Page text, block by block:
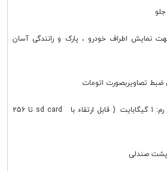
نصب دوربین 360 جهت نمایش اطراف خودرو ، پارک و رانندگی آسان
حافظه داخلی: 16 گیگابایت – رم: 1 گیگابایت ( قابل ارتقاء با sd card تا 256
پشت صندلی